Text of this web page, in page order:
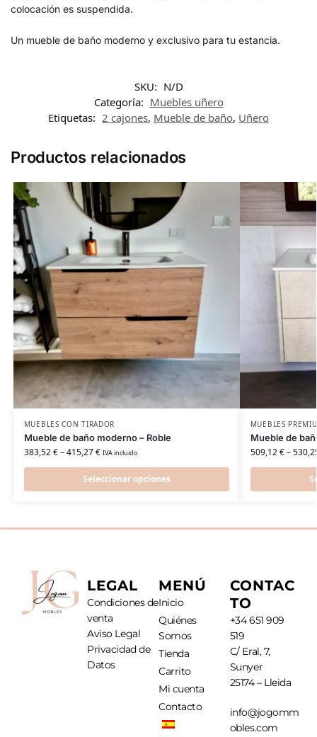
colocación es suspendida.
Un mueble de baño moderno y exclusivo para tu estancia.
SKU: N/D
Categoría: Muebles uñero
Etiquetas: 2 cajones, Mueble de baño, Uñero
Productos relacionados
MUEBLES CON TIRADOR
Mueble de baño moderno – Roble
383,52€–415,27€ IVA incluido
Seleccionar opciones
MUEBLES
Mueble de
509,12€–
LEGAL
Condiciones de
venta
Aviso Legal
Privacidad de
Datos
MENÚ
Inicio
Quiénes
Somos
Tienda
Carrito
Mi cuenta
Contacto
CONTAC
TO
+34 651 909
519
C/ Eral, 7,
Sunyer
25174 – Lleida
info@jogomm
obles.com